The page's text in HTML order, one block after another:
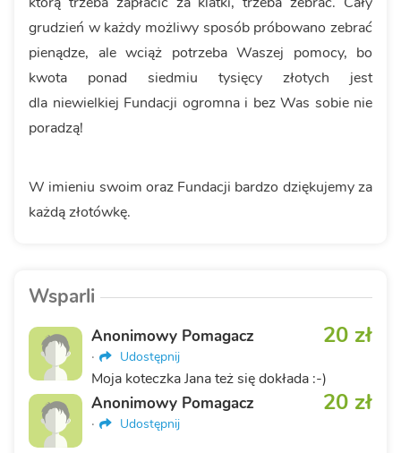
grudzień w każdy możliwy sposób próbowano zebrać
pienądze, ale wciąż potrzeba Waszej pomocy, bo
kwota ponad siedmiu tysięcy złotych jest
dla niewielkiej Fundacji ogromna i bez Was sobie nie
poradzą!
W imieniu swoim oraz Fundacji bardzo dziękujemy za
każdą złotówkę.
Wsparli
20 zł
Anonimowy Pomagacz
· Udostępnij
Moja koteczka Jana też się dokłada :-)
20 zł
Anonimowy Pomagacz
· Udostępnij